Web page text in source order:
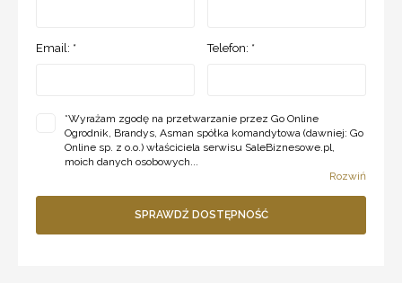
Email: * Telefon: *
*Wyrażam zgodę na przetwarzanie przez Go Online
Ogrodnik, Brandys, Asman spółka komandytowa (dawniej: Go
Online sp. z o.o.) właściciela serwisu SaleBiznesowe.pl,
moich danych osobowych...
Rozwiń
SPRAWDŹ DOSTĘPNOŚĆ